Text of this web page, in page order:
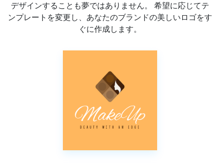
デザインすることも夢ではありません。 希望に応じてテ
ンプレートを変更し、あなたのブランドの美しいロゴをす
ぐに作成します。